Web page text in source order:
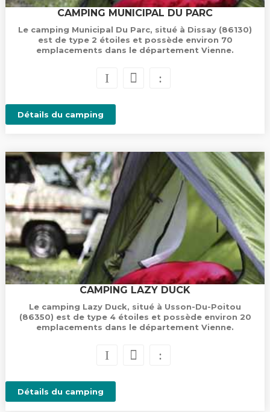
CAMPING MUNICIPAL DU PARC
Le camping Municipal Du Parc, situé à Dissay (86130)
est de type 2 étoiles et possède environ 70
emplacements dans le département Vienne.
Détails du camping
CAMPING LAZY DUCK
Le camping Lazy Duck, situé à Usson-Du-Poitou
(86350) est de type 4 étoiles et possède environ 20
emplacements dans le département Vienne.
Détails du camping